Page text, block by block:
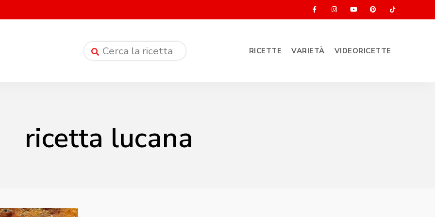
RICETTE VARIETÀ VIDEORICETTE
ricetta lucana